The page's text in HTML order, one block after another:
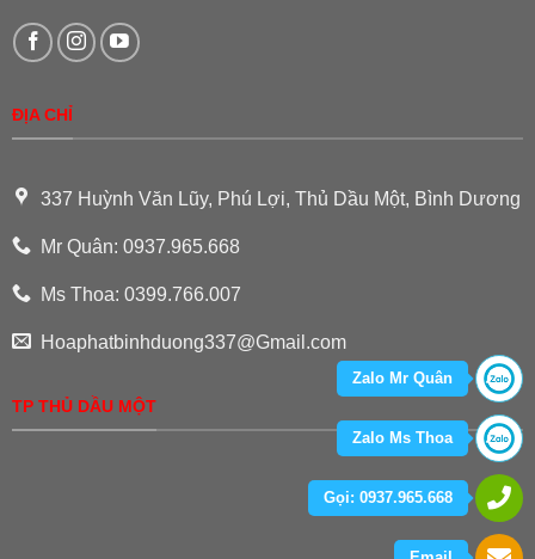
ĐỊA CHỈ
337 Huỳnh Văn Lũy, Phú Lợi, Thủ Dầu Một, Bình Dương
Mr Quân: 0937.965.668
Ms Thoa: 0399.766.007
Hoaphatbinhduong337@Gmail.com
TP THỦ DẦU MỘT
Zalo Mr Quân
Zalo Ms Thoa
Gọi: 0937.965.668